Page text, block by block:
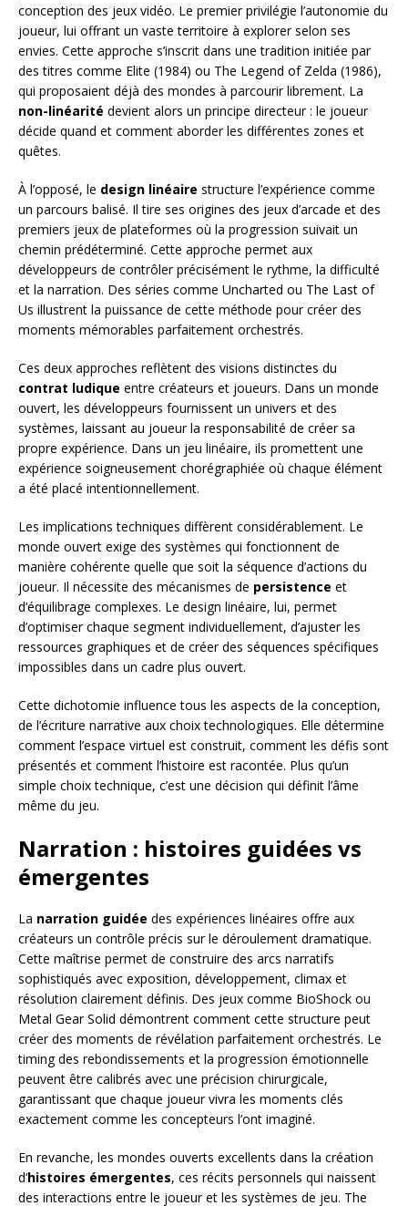
conception des jeux vidéo. Le premier privilégie l’autonomie du
joueur, lui offrant un vaste territoire à explorer selon ses
envies. Cette approche s’inscrit dans une tradition initiée par
des titres comme Elite (1984) ou The Legend of Zelda (1986),
qui proposaient déjà des mondes à parcourir librement. La
non-linéarité devient alors un principe directeur : le joueur
décide quand et comment aborder les différentes zones et
quêtes.
À l’opposé, le design linéaire structure l’expérience comme
un parcours balisé. Il tire ses origines des jeux d’arcade et des
premiers jeux de plateformes où la progression suivait un
chemin prédéterminé. Cette approche permet aux
développeurs de contrôler précisément le rythme, la difficulté
et la narration. Des séries comme Uncharted ou The Last of
Us illustrent la puissance de cette méthode pour créer des
moments mémorables parfaitement orchestrés.
Ces deux approches reflètent des visions distinctes du
contrat ludique entre créateurs et joueurs. Dans un monde
ouvert, les développeurs fournissent un univers et des
systèmes, laissant au joueur la responsabilité de créer sa
propre expérience. Dans un jeu linéaire, ils promettent une
expérience soigneusement chorégraphiée où chaque élément
a été placé intentionnellement.
Les implications techniques diffèrent considérablement. Le
monde ouvert exige des systèmes qui fonctionnent de
manière cohérente quelle que soit la séquence d’actions du
joueur. Il nécessite des mécanismes de persistence et
d’équilibrage complexes. Le design linéaire, lui, permet
d’optimiser chaque segment individuellement, d’ajuster les
ressources graphiques et de créer des séquences spécifiques
impossibles dans un cadre plus ouvert.
Cette dichotomie influence tous les aspects de la conception,
de l’écriture narrative aux choix technologiques. Elle détermine
comment l’espace virtuel est construit, comment les défis sont
présentés et comment l’histoire est racontée. Plus qu’un
simple choix technique, c’est une décision qui définit l’âme
même du jeu.
Narration : histoires guidées vs
émergentes
La narration guidée des expériences linéaires offre aux
créateurs un contrôle précis sur le déroulement dramatique.
Cette maîtrise permet de construire des arcs narratifs
sophistiqués avec exposition, développement, climax et
résolution clairement définis. Des jeux comme BioShock ou
Metal Gear Solid démontrent comment cette structure peut
créer des moments de révélation parfaitement orchestrés. Le
timing des rebondissements et la progression émotionnelle
peuvent être calibrés avec une précision chirurgicale,
garantissant que chaque joueur vivra les moments clés
exactement comme les concepteurs l’ont imaginé.
En revanche, les mondes ouverts excellents dans la création
d’histoires émergentes, ces récits personnels qui naissent
des interactions entre le joueur et les systèmes de jeu. The